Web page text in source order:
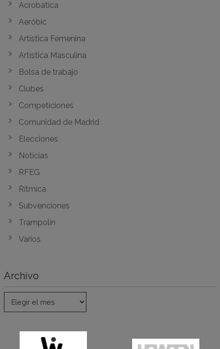
Acrobática
Aeróbic
Artística Femenina
Artística Masculina
Bolsa de trabajo
Clubes
Competiciones
Comunidad de Madrid
Elecciones
Noticias
RFEG
Rítmica
Subvenciones
Trampolín
Varios
Archivo